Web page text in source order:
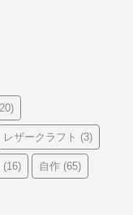
レザークラフト (3)
(16) 自作 (65)